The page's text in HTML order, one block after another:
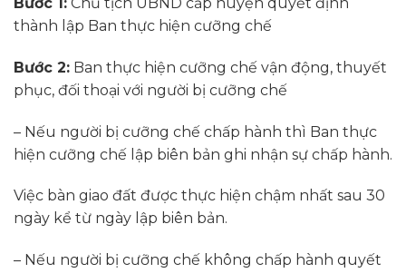
thành lập Ban thực hiện cưỡng chế
Bước 2: Ban thực hiện cưỡng chế vận động, thuyết
phục, đối thoại với người bị cưỡng chế
– Nếu người bị cưỡng chế chấp hành thì Ban thực
hiện cưỡng chế lập biên bản ghi nhận sự chấp hành.
Việc bàn giao đất được thực hiện chậm nhất sau 30
ngày kể từ ngày lập biên bản.
– Nếu người bị cưỡng chế không chấp hành quyết